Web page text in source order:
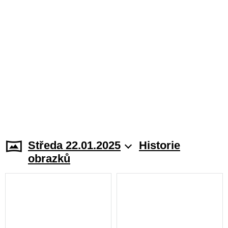
Středa 22.01.2025
Historie
obrazků